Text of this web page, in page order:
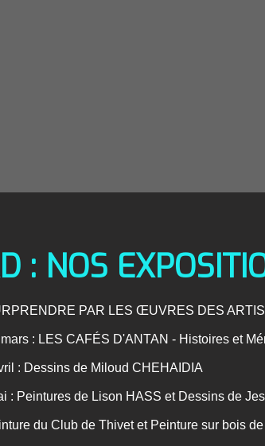
: NOS
PAR LES ŒUVRES DES
: LES CAFÉS D'ANTAN - Histoires et
: Dessins de Miloud CHEHAIDIA
: Peintures de Lison HASS et Dessins de
du Club de Thivet et Peinture sur bois